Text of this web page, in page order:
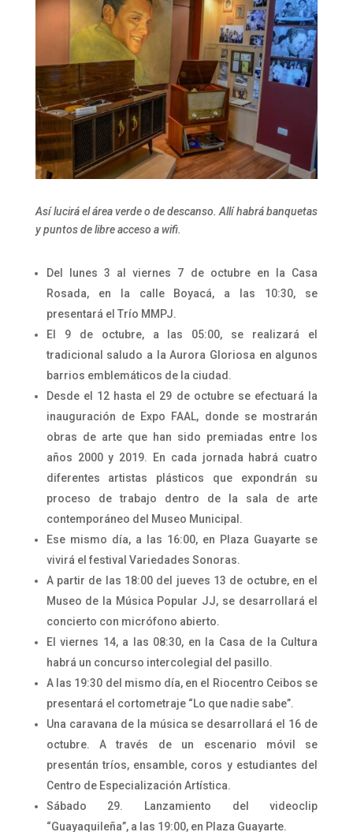
Así lucirá el área verde o de descanso. Allí habrá banquetas
y puntos de libre acceso a wifi.
Del lunes 3 al viernes 7 de octubre en la Casa
Rosada, en la calle Boyacá, a las 10:30, se
presentará el Trío MMPJ.
El 9 de octubre, a las 05:00, se realizará el
tradicional saludo a la Aurora Gloriosa en algunos
barrios emblemáticos de la ciudad.
Desde el 12 hasta el 29 de octubre se efectuará la
inauguración de Expo FAAL, donde se mostrarán
obras de arte que han sido premiadas entre los
años 2000 y 2019. En cada jornada habrá cuatro
diferentes artistas plásticos que expondrán su
proceso de trabajo dentro de la sala de arte
contemporáneo del Museo Municipal.
Ese mismo día, a las 16:00, en Plaza Guayarte se
vivirá el festival Variedades Sonoras.
A partir de las 18:00 del jueves 13 de octubre, en el
Museo de la Música Popular JJ, se desarrollará el
concierto con micrófono abierto.
El viernes 14, a las 08:30, en la Casa de la Cultura
habrá un concurso intercolegial del pasillo.
A las 19:30 del mismo día, en el Riocentro Ceibos se
presentará el cortometraje “Lo que nadie sabe”.
Una caravana de la música se desarrollará el 16 de
octubre. A través de un escenario móvil se
presentán tríos, ensamble, coros y estudiantes del
Centro de Especialización Artística.
Sábado 29. Lanzamiento del videoclip
“Guayaquileña”, a las 19:00, en Plaza Guayarte.